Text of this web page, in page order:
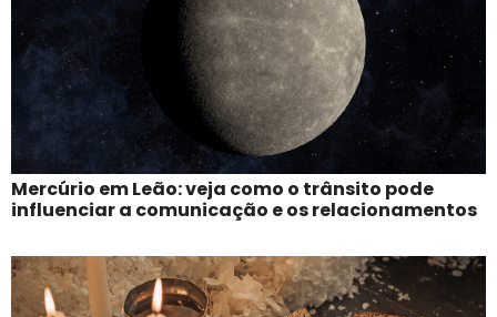
Mercúrio em Leão: veja como o trânsito pode
influenciar a comunicação e os relacionamentos